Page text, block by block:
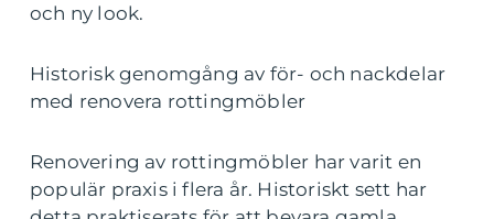
och ny look.
Historisk genomgång av för- och nackdelar
med renovera rottingmöbler
Renovering av rottingmöbler har varit en
populär praxis i flera år. Historiskt sett har